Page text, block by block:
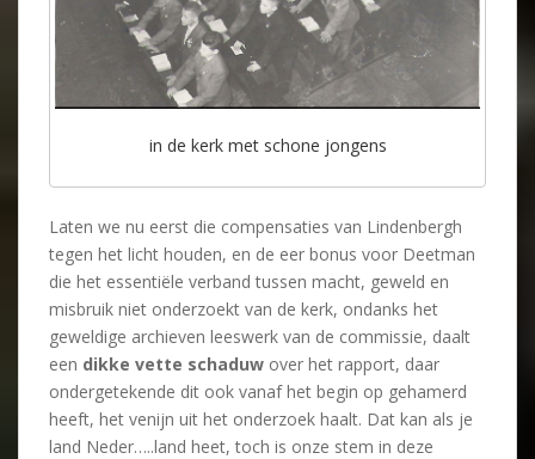
in de kerk met schone jongens
Laten we nu eerst die compensaties van Lindenbergh
tegen het licht houden, en de eer bonus voor Deetman
die het essentiële verband tussen macht, geweld en
misbruik niet onderzoekt van de kerk, ondanks het
geweldige archieven leeswerk van de commissie, daalt
een dikke vette schaduw over het rapport, daar
ondergetekende dit ook vanaf het begin op gehamerd
heeft, het venijn uit het onderzoek haalt. Dat kan als je
land Neder…..land heet, toch is onze stem in deze